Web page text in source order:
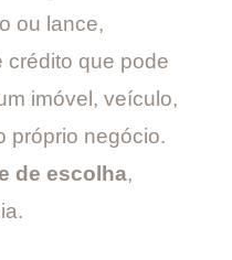
ou lance,
crédito que pode
imóvel, veículo,
próprio negócio.
de escolha,